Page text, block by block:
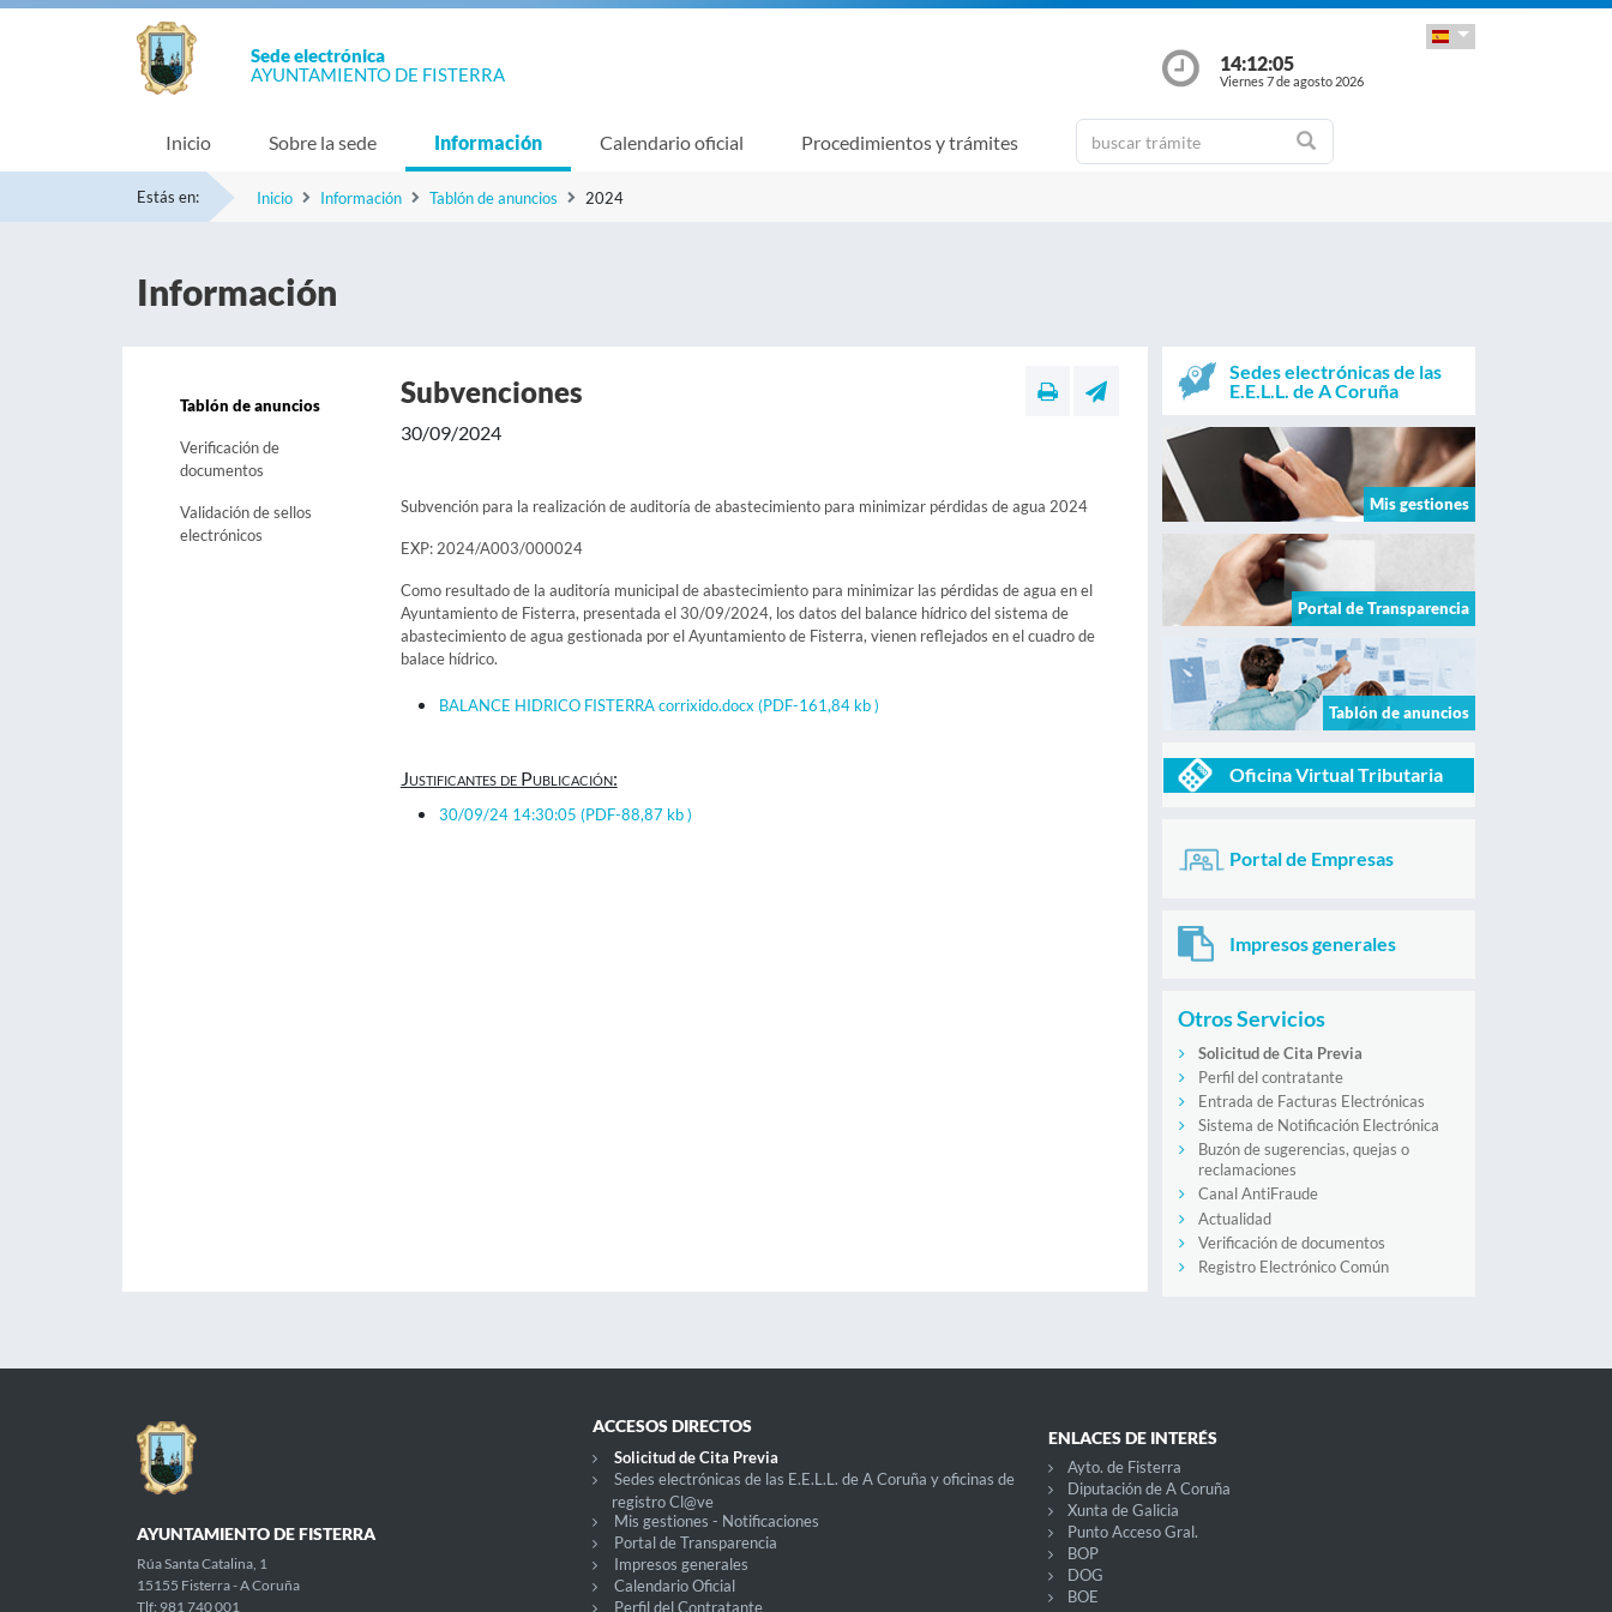
Sede electrónica
AYUNTAMIENTO DE FISTERRA
14:12:06
Viernes 7 de agosto 2026
Inicio Sobre la sede Información Calendario oficial Procedimientos y trámites
Estás en: Inicio Información Tablón de anuncios 2024
Información
Tablón de anuncios
Verificación de
documentos
Validación de sellos
electrónicos
Subvenciones
30/09/2024
Subvención para la realización de auditoría de abastecimiento para minimizar pérdidas de agua 2024
EXP: 2024/A003/000024
Como resultado de la auditoría municipal de abastecimiento para minimizar las pérdidas de agua en el
Ayuntamiento de Fisterra, presentada el 30/09/2024, los datos del balance hídrico del sistema de
abastecimiento de agua gestionada por el Ayuntamiento de Fisterra, vienen reflejados en el cuadro de
balace hídrico.
BALANCE HIDRICO FISTERRA corrixido.docx (PDF-161,84 kb )
Justificantes de Publicación:
30/09/24 14:30:05 (PDF-88,87 kb )
Sedes electrónicas de las
E.E.L.L. de A Coruña
Mis gestiones
Portal de Transparencia
Tablón de anuncios
Oficina Virtual Tributaria
Portal de Empresas
Impresos generales
Otros Servicios
Solicitud de Cita Previa
Perfil del contratante
Entrada de Facturas Electrónicas
Sistema de Notificación Electrónica
Buzón de sugerencias, quejas o
reclamaciones
Canal AntiFraude
Actualidad
Verificación de documentos
Registro Electrónico Común
AYUNTAMIENTO DE FISTERRA
Rúa Santa Catalina, 1
15155 Fisterra - A Coruña
Tlf: 981 740 001
ACCESOS DIRECTOS
Solicitud de Cita Previa
Sedes electrónicas de las E.E.L.L. de A Coruña y oficinas de
registro Cl@ve
Mis gestiones - Notificaciones
Portal de Transparencia
Impresos generales
Calendario Oficial
Perfil del Contratante
ENLACES DE INTERÉS
Ayto. de Fisterra
Diputación de A Coruña
Xunta de Galicia
Punto Acceso Gral.
BOP
DOG
BOE